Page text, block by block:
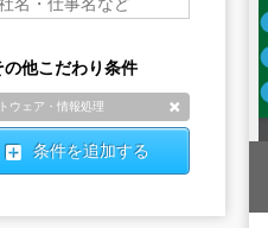
の他こだわり条件
ウェア・情報処理
条件を追加する